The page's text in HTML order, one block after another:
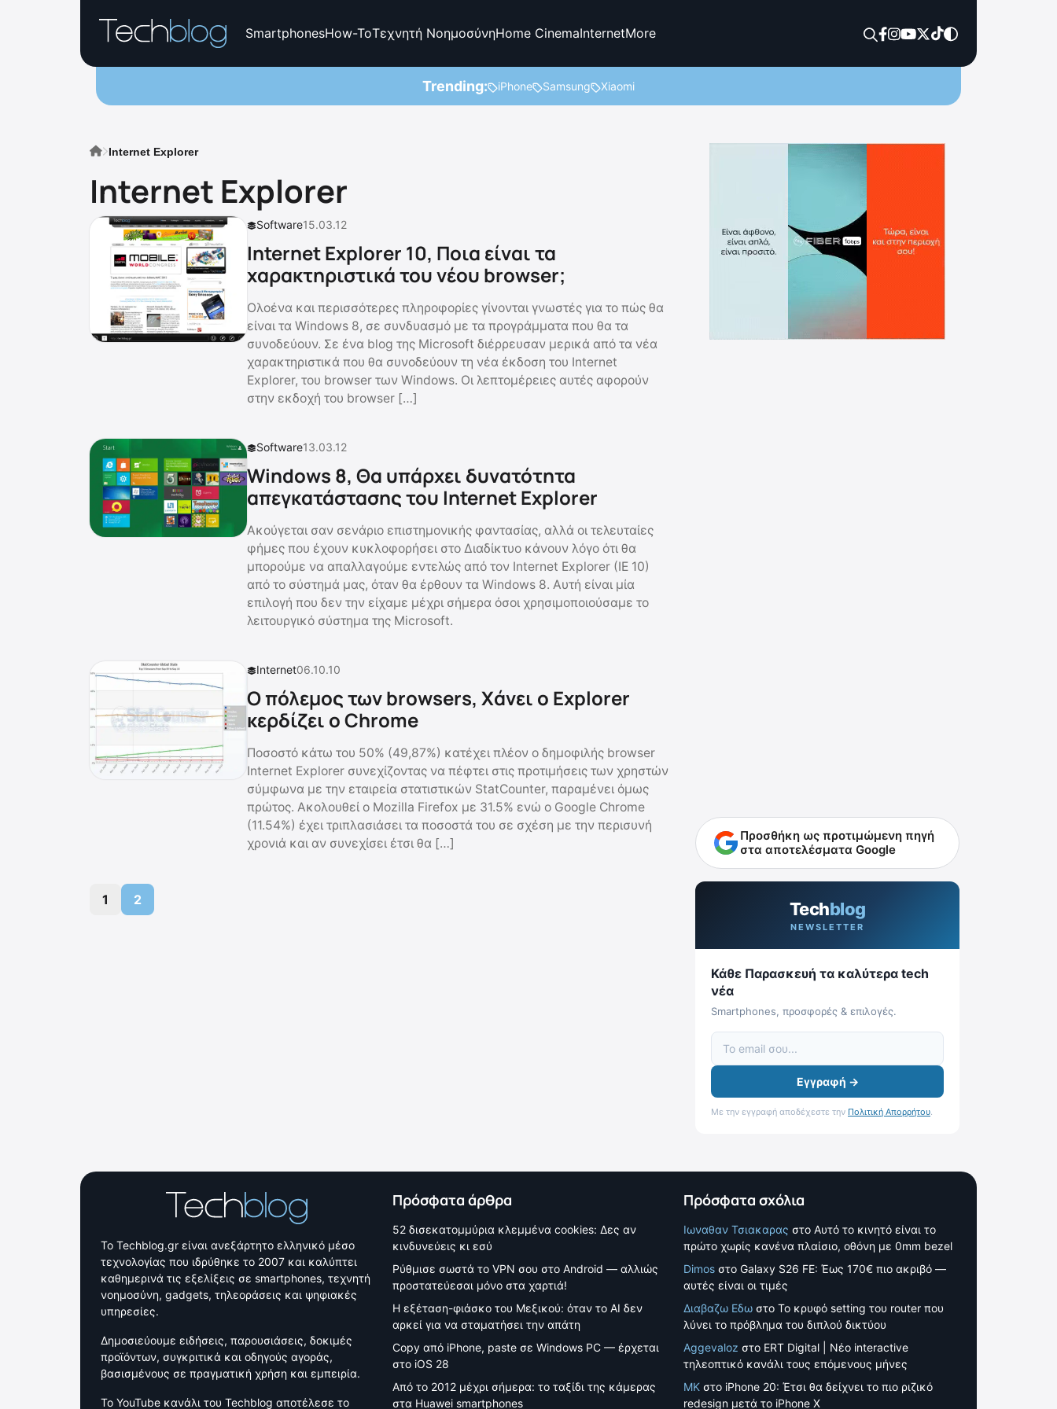
SmartphonesHow-ToΤεχνητή ΝοημοσύνηHome CinemaInternetMore
Trending: iPhone Samsung Xiaomi
Internet Explorer
Internet Explorer
Software15.03.12
Internet Explorer 10, Ποια είναι τα
χαρακτηριστικά του νέου browser;
Ολοένα και περισσότερες πληροφορίες γίνονται γνωστές για το πώς θα
είναι τα Windows 8, σε συνδυασμό με τα προγράμματα που θα τα
συνοδεύουν. Σε ένα blog της Microsoft διέρρευσαν μερικά από τα νέα
χαρακτηριστικά που θα συνοδεύουν τη νέα έκδοση του Internet
Explorer, του browser των Windows. Οι λεπτομέρειες αυτές αφορούν
στην εκδοχή του browser […]
Software13.03.12
Windows 8, Θα υπάρχει δυνατότητα
απεγκατάστασης του Internet Explorer
Ακούγεται σαν σενάριο επιστημονικής φαντασίας, αλλά οι τελευταίες
φήμες που έχουν κυκλοφορήσει στο Διαδίκτυο κάνουν λόγο ότι θα
μπορούμε να απαλλαγούμε εντελώς από τον Internet Explorer (IE 10)
από το σύστημά μας, όταν θα έρθουν τα Windows 8. Αυτή είναι μία
επιλογή που δεν την είχαμε μέχρι σήμερα όσοι χρησιμοποιούσαμε το
λειτουργικό σύστημα της Microsoft.
Internet06.10.10
Ο πόλεμος των browsers, Χάνει ο Explorer
κερδίζει ο Chrome
Ποσοστό κάτω του 50% (49,87%) κατέχει πλέον ο δημοφιλής browser
Internet Explorer συνεχίζοντας να πέφτει στις προτιμήσεις των χρηστών
σύμφωνα με την εταιρεία στατιστικών StatCounter, παραμένει όμως
πρώτος. Ακολουθεί ο Mozilla Firefox με 31.5% ενώ ο Google Chrome
(11.54%) έχει τριπλασιάσει τα ποσοστά του σε σχέση με την περισυνή
χρονιά και αν συνεχίσει έτσι θα […]
1 2
Προσθήκη ως προτιμώμενη πηγή
στα αποτελέσματα Google
Techblog
NEWSLETTER
Κάθε Παρασκευή τα καλύτερα tech
νέα
Smartphones, προσφορές & επιλογές.
Εγγραφή →
Με την εγγραφή αποδέχεστε την Πολιτική Απορρήτου.
Το Techblog.gr είναι ανεξάρτητο ελληνικό μέσο
τεχνολογίας που ιδρύθηκε το 2007 και καλύπτει
καθημερινά τις εξελίξεις σε smartphones, τεχνητή
νοημοσύνη, gadgets, τηλεοράσεις και ψηφιακές
υπηρεσίες.
Δημοσιεύουμε ειδήσεις, παρουσιάσεις, δοκιμές
προϊόντων, συγκριτικά και οδηγούς αγοράς,
βασισμένους σε πραγματική χρήση και εμπειρία.
Το YouTube κανάλι του Techblog αποτέλεσε το
Πρόσφατα άρθρα
52 δισεκατομμύρια κλεμμένα cookies: Δες αν
κινδυνεύεις κι εσύ
Ρύθμισε σωστά το VPN σου στο Android — αλλιώς
προστατεύεσαι μόνο στα χαρτιά!
Η εξέταση-φιάσκο του Μεξικού: όταν το AI δεν
αρκεί για να σταματήσει την απάτη
Copy από iPhone, paste σε Windows PC — έρχεται
στο iOS 28
Από το 2012 μέχρι σήμερα: το ταξίδι της κάμερας
στα Huawei smartphones
Πρόσφατα σχόλια
Ιωναθαν ΤσιακαραςστοΑυτό το κινητό είναι το
πρώτο χωρίς κανένα πλαίσιο, οθόνη με 0mm bezel
DimosστοGalaxy S26 FE: Έως 170€ πιο ακριβό —
αυτές είναι οι τιμές
Διαβαζω ΕδωστοΤο κρυφό setting του router που
λύνει το πρόβλημα του διπλού δικτύου
Aggevalozστο ERT Digital | Νέο interactive
τηλεοπτικό κανάλι τους επόμενους μήνες
MKστο iPhone 20: Έτσι θα δείχνει το πιο ριζικό
redesign μετά το iPhone X